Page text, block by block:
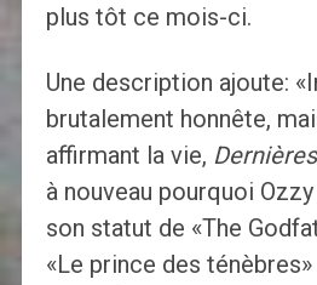
plus tôt ce mois-ci.
Une description ajoute:
brutalement honnête,
affirmant la vie,
à nouveau pourquoi
son statut de «The
«Le prince des